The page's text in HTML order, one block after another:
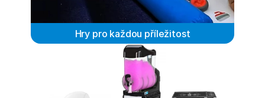
Hry pro každou příležitost